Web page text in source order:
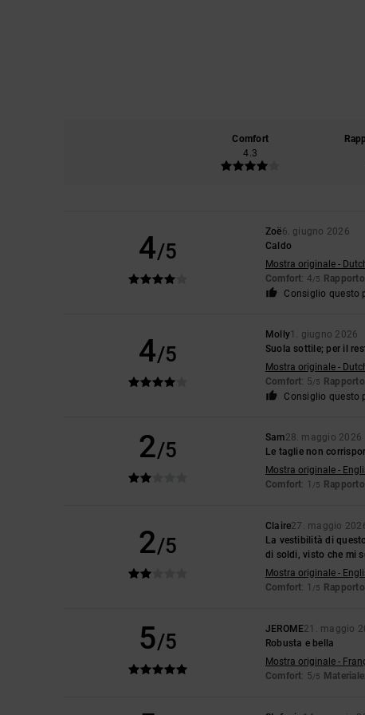
Comfort
4.3
4/5
Zoë6. giugno 2026
Caldo
Mostra originale -
Comfort: 4/5
Consiglio questo
4/5
Molly1. giugno 2026
Suola sottile; per il
Mostra originale -
Comfort: 5/5
Consiglio questo
2/5
Sam28. maggio 2026
Le taglie non
Mostra originale -
Comfort: 1 /5
2/5
Claire27. maggio
La vestibilità di
di soldi, visto che mi
Mostra originale -
Comfort: 1 /5
5/5
JEROME21. maggio
Robusta e bella
Mostra originale -
Comfort: 5/5 Materiale